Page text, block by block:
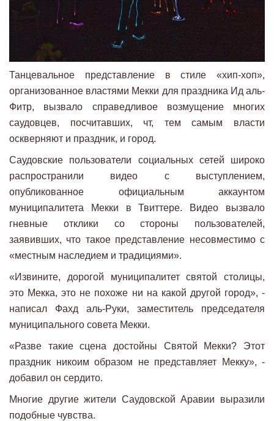
Танцевальное представление в стиле «хип-хоп»,
организованное властями Мекки для праздника Ид аль-
Фитр, вызвало справедливое возмущение многих
саудовцев, посчитавших, чт, тем самым власти
оскверняют и праздник, и город.
Саудовские пользователи социальных сетей широко
распространили видео с выступлением,
опубликованное официальным аккаунтом
муниципалитета Мекки в Твиттере. Видео вызвало
гневные отклики со стороны пользователей,
заявивших, что такое представление несовместимо с
«местным наследием и традициями».
«Извините, дорогой муниципалитет святой столицы,
это Мекка, это не похоже ни на какой другой город», -
написал Фахд аль-Руки, заместитель председателя
муниципального совета Мекки.
«Разве такие сцена достойны Святой Мекки? Этот
праздник никоим образом не представляет Мекку», -
добавил он сердито.
Многие другие жители Саудовской Аравии выразили
подобные чувства.